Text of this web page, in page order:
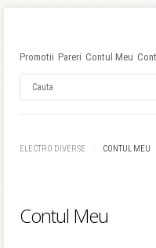
Promotii Pareri Contul Meu
ELECTRO DIVERSE CONTUL MEU
Contul Meu
Username